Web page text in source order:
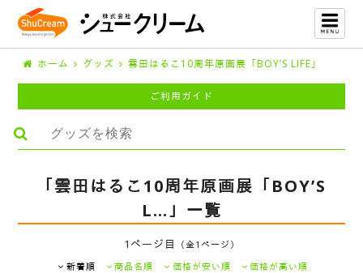
ホーム グッズ 雲田はるこ10周年原画展「BOY’S LIFE」
ご利用ガイド
「雲田はるこ10周年原画展「BOY’S
L…」一覧
1ページ目
（全1ページ）
新着順
商品名順 価格が安い順 価格が高い順